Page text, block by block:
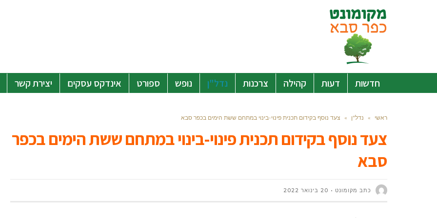
חדשות דעות קהילה צרכנות נדל"ן נופש ספורט אינדקס עסקים יצירת קשר
ראשי » נדל"ן » צעד נוסף בקידום תכנית פינוי-בינוי במתחם ששת הימים בכפר סבא
צעד נוסף בקידום תכנית פינוי-בינוי במתחם ששת הימים בכפר
סבא
כתב מקומונט 20 בינואר 2022